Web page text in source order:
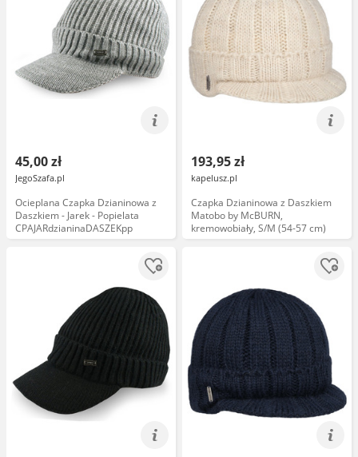
45,00 zł
JegoSzafa.pl
Ocieplana Czapka Dzianinowa z
Daszkiem - Jarek - Popielata
CPAJARdzianinaDASZEKpp
193,95 zł
kapelusz.pl
Czapka Dzianinowa z Daszkiem
Matobo by McBURN,
kremowobiały, S/M (54-57 cm)